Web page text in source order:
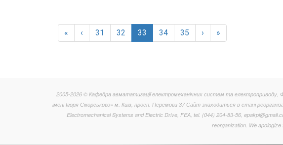
« ‹ 31 32 33 34 35 › »
2005-2026 © Кафедра авмататизації електромеханічних систем та електроприводу,
імені Ігоря Сікорського» м. Київ, просп. Перемоги 37 Сайт знаходиться в стані
Electromechanical Systems and Electric Drive, FEA, tel. (044) 204-83-56,
reorganization. We